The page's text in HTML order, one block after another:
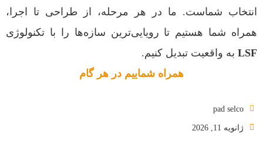
انتخاب شماست. ما در هر مرحله، از طراحی تا اجرا،
همراه شما هستیم تا رویایی‌ترین سازه‌ها را با تکنولوژی
LSFبه واقعیت تبدیل کنیم.
همراه شماییم در هر گام
pad selco
ژانویه 11, 2026